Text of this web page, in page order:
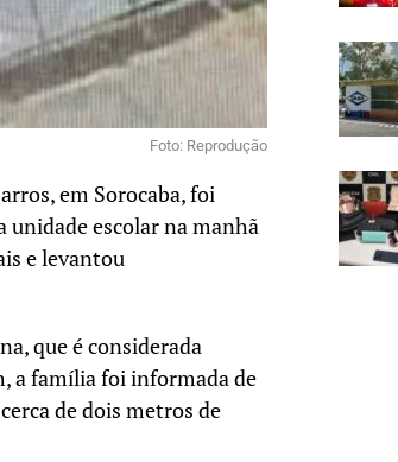
Foto: Reprodução
em Sorocaba, foi
unidade escolar na manhã
e levantou
que é considerada
a família foi informada de
de dois metros de